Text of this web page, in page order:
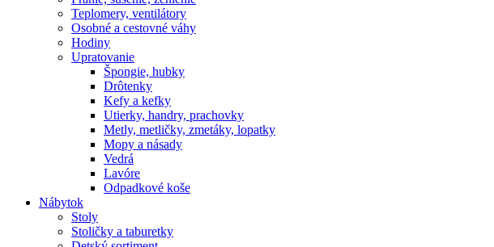
Teplomery, ventilátory
Osobné a cestovné váhy
Hodiny
Upratovanie
Špongie, hubky
Drôtenky
Kefy a kefky
Utierky, handry, prachovky
Metly, metličky, zmetáky, lopatky
Mopy a násady
Vedrá
Lavóre
Odpadkové koše
Nábytok
Stoly
Stoličky a taburetky